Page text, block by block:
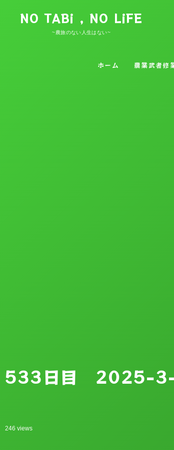
NO TABi , NO LiFE
~農旅のない人生はない~
ホーム 農業武者修
533日目 2025-3-3
246 views